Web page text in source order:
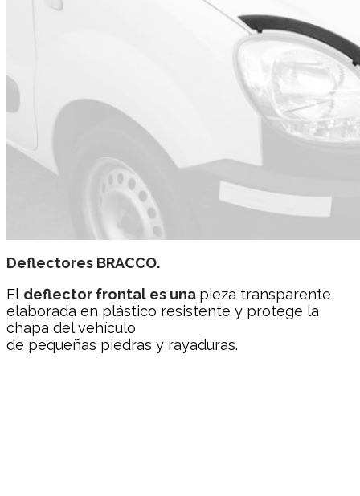
Deflectores BRACCO.
El deflector frontal es una pieza transparente
elaborada en plástico resistente y protege la
chapa del vehículo
de pequeñas piedras y rayaduras.